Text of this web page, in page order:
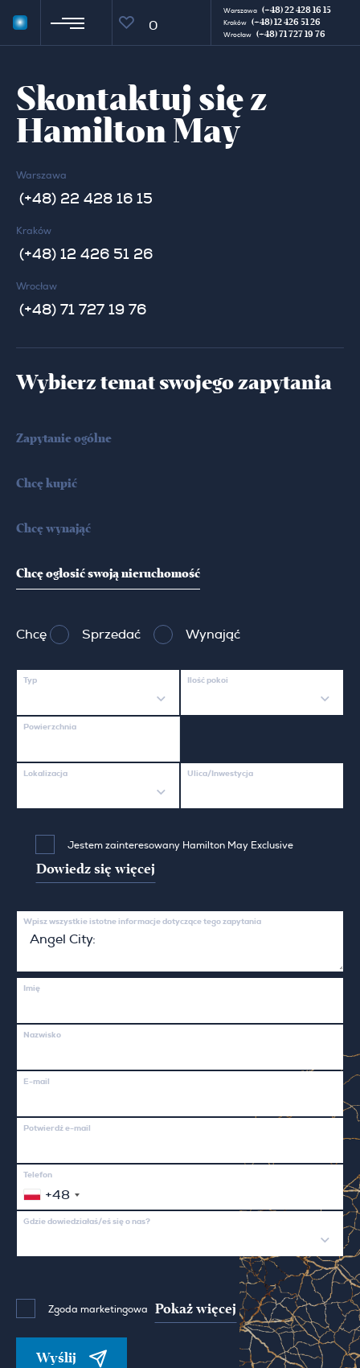
0
Warszawa (+48) 22 428 16 15
Kraków (+48) 12 426 51 26
Wrocław (+48) 71 727 19 76
Skontaktuj się z
Hamilton May
Wybierz temat swojego zapytania
Warszawa
(+48) 22 428 16 15
Kraków
(+48) 12 426 51 26
Wrocław
(+48) 71 727 19 76
Zapytanie ogólne
Chcę kupić
Chcę wynająć
Chcę ogłosić swoją nieruchomość
Chcę Sprzedać Wynająć
Typ Ilość pokoi
Powierzchnia
Lokalizacja Ulica/Inwestycja
Jestem zainteresowany Hamilton May Exclusive
Dowiedz się więcej
Wpisz wszystkie istotne informacje dotyczące tego zapytania
Imię
Nazwisko
E-mail
Potwierdź e-mail
Telefon
+48
Gdzie dowiedziałaś/eś się o nas?
Zgoda marketingowa Pokaż więcej
Wyślij